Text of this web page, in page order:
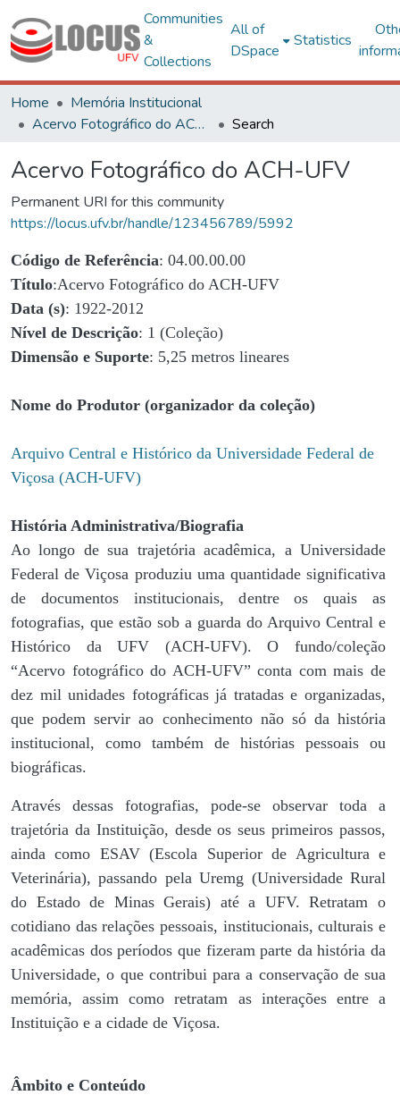
Communities
&
Collections
All of
DSpace
Statistics
Home
Memória Institucional
Acervo Fotográfico do ACH-UFV
Search
Acervo Fotográfico do ACH-UFV
Permanent URI for this community
https://locus.ufv.br/handle/123456789/5992
Código de Referência: 04.00.00.00
Título:Acervo Fotográfico do ACH-UFV
Data (s): 1922-2012
Nível de Descrição: 1 (Coleção)
Dimensão e Suporte: 5,25 metros lineares
Nome do Produtor (organizador da coleção)
Arquivo Central e Histórico da Universidade Federal de
Viçosa (ACH-UFV)
História Administrativa/Biografia
Ao longo de sua trajetória acadêmica, a Universidade
Federal de Viçosa produziu uma quantidade significativa
de documentos institucionais, dentre os quais as
fotografias, que estão sob a guarda do Arquivo Central e
Histórico da UFV (ACH-UFV). O fundo/coleção
“Acervo fotográfico do ACH-UFV” conta com mais de
dez mil unidades fotográficas já tratadas e organizadas,
que podem servir ao conhecimento não só da história
institucional, como também de histórias pessoais ou
biográficas.
Através dessas fotografias, pode-se observar toda a
trajetória da Instituição, desde os seus primeiros passos,
ainda como ESAV (Escola Superior de Agricultura e
Veterinária), passando pela Uremg (Universidade Rural
do Estado de Minas Gerais) até a UFV. Retratam o
cotidiano das relações pessoais, institucionais, culturais e
acadêmicas dos períodos que fizeram parte da história da
Universidade, o que contribui para a conservação de sua
memória, assim como retratam as interações entre a
Instituição e a cidade de Viçosa.
Âmbito e Conteúdo